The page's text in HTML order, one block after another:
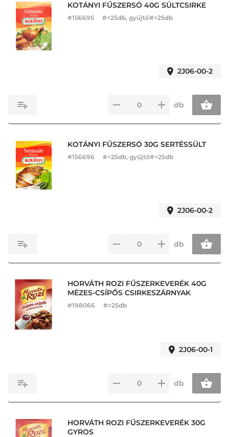
KOTÁNYI FŰSZERSÓ 40G SÜLTCSIRKE
#156695 #=25db, gyűjtő#=25db
2J06-00-2
db
KOTÁNYI FŰSZERSÓ 30G SERTÉSSÜLT
#156696 #=25db, gyűjtő#=25db
2J06-00-2
db
HORVÁTH ROZI FŰSZERKEVERÉK 40G
MÉZES-CSÍPŐS CSIRKESZÁRNYAK
#198066 #=25db
2J06-00-1
db
HORVÁTH ROZI FŰSZERKEVERÉK 30G
GYROS